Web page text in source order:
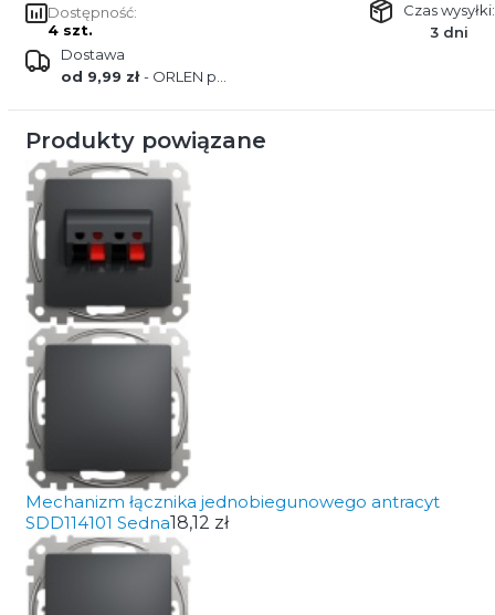
Dostępność:
4 szt.
Czas wysyłki:
3 dni
Dostawa
od 9,99 zł- ORLEN paczka
Produkty powiązane
Mechanizm łącznika jednobiegunowego antracyt
SDD114101 Sedna18,12 zł